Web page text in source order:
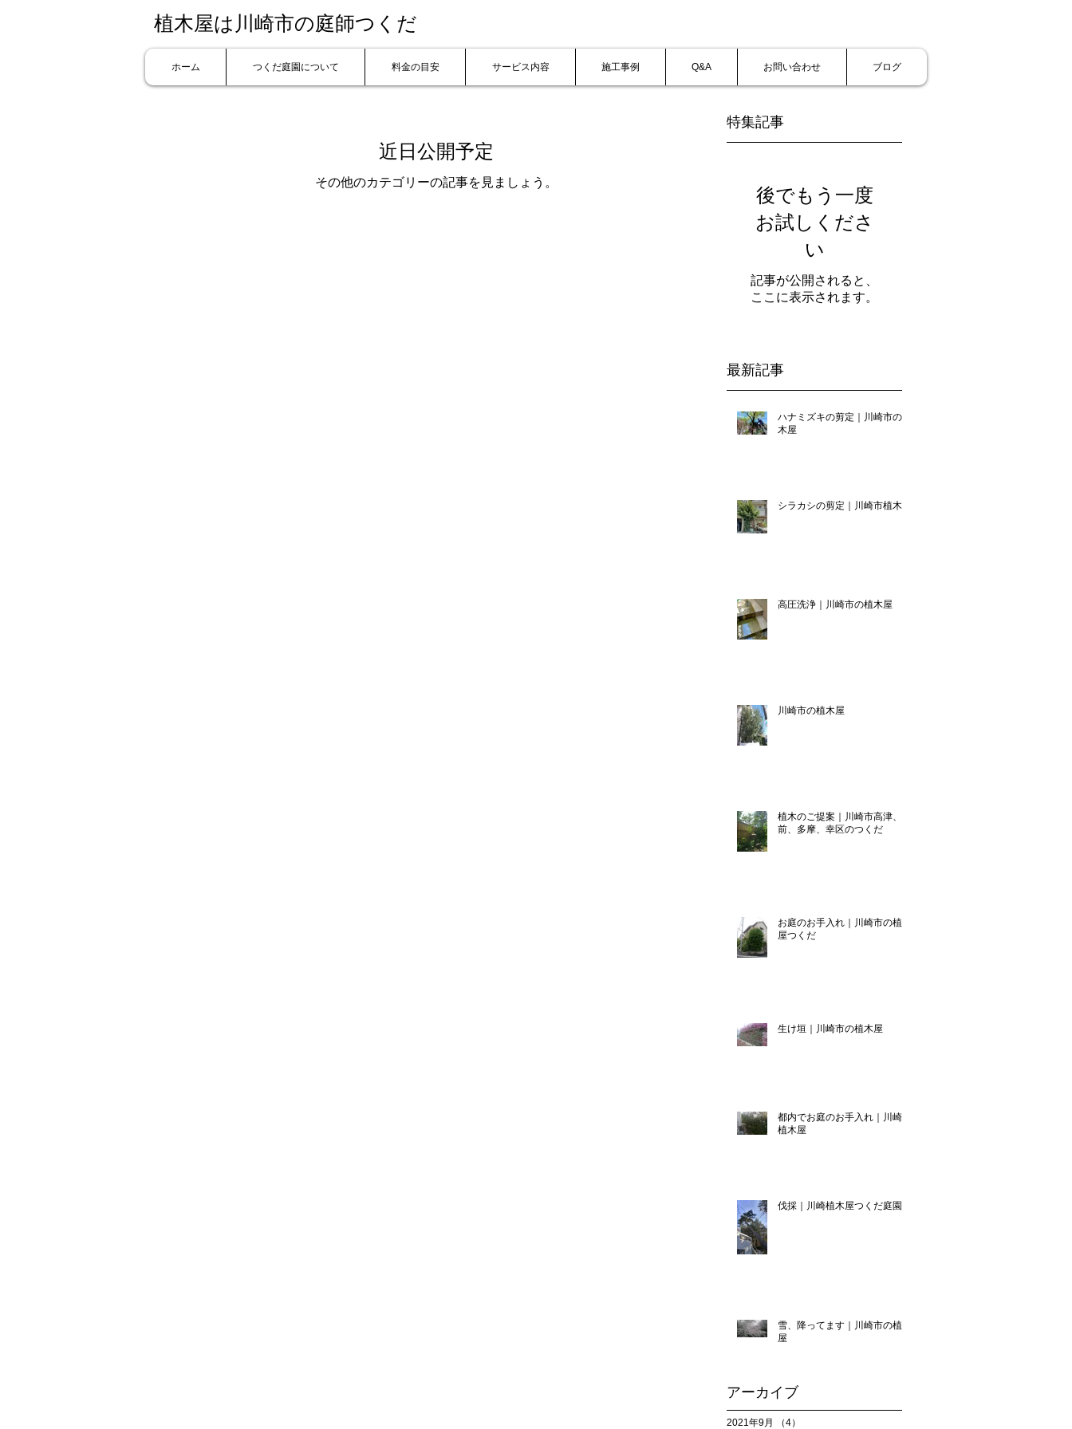
植木屋は川崎市の庭師つくだ
ホーム つくだ庭園について 料金の目安 サービス内容 施工事例 Q&A お問い合わせ ブログ
近日公開予定
その他のカテゴリーの記事を見ましょう。
特集記事
後でもう一度
お試しくださ
い
記事が公開されると、
ここに表示されます。
最新記事
ハナミズキの剪定｜川崎市の植
木屋
シラカシの剪定｜川崎市植木屋
高圧洗浄｜川崎市の植木屋
川崎市の植木屋
植木のご提案｜川崎市高津、宮
前、多摩、幸区のつくだ
お庭のお手入れ｜川崎市の植木
屋つくだ
生け垣｜川崎市の植木屋
都内でお庭のお手入れ｜川崎の
植木屋
伐採｜川崎植木屋つくだ庭園
雪、降ってます｜川崎市の植木
屋
アーカイブ
2021年9月 （4）